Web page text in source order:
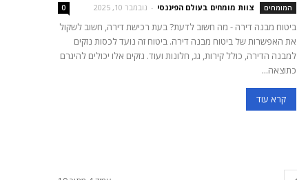
המומחים צוות מומחים בעולם הפיננסי - נובמבר 10, 2025 0
ביטוח מבנה דירה - מה חשוב לדעת? בעת רכישת דירה, חשוב לשקול
את האפשרות של ביטוח מבנה דירה. ביטוח זה נועד לכסות נזקים
למבנה הדירה, כולל קירות, גג, חלונות ועוד. נזקים אלו יכולים להיגרם
כתוצאה...
קרא עוד